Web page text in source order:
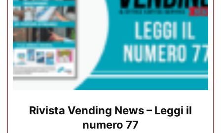
Rivista Vending News – Leggi il
numero 77